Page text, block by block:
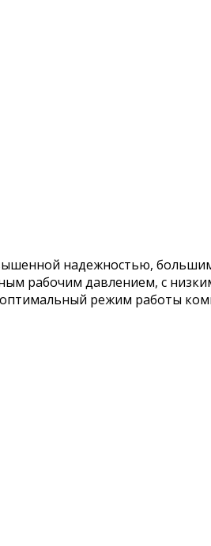
надежностью, большим
рабочим давлением, с
режим работы